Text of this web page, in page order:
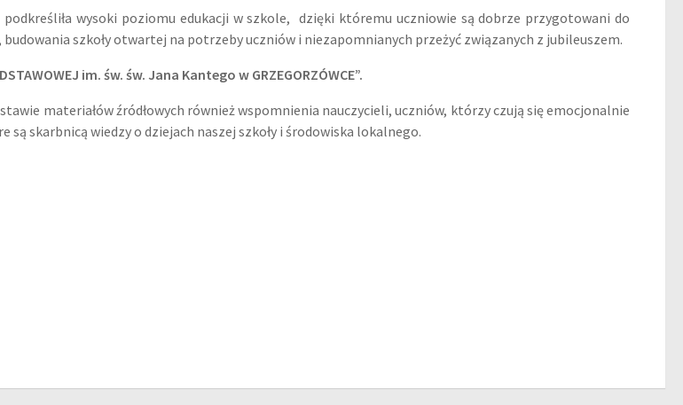
podkreśliła wysoki poziomu edukacji w szkole, dzięki któremu uczniowie są dobrze przygotowani do
szkoły otwartej na potrzeby uczniów i niezapomnianych przeżyć związanych z jubileuszem.
im. św. św. Jana Kantego w GRZEGORZÓWCE”.
materiałów źródłowych również wspomnienia nauczycieli, uczniów, którzy czują się emocjonalnie
skarbnicą wiedzy o dziejach naszej szkoły i środowiska lokalnego.